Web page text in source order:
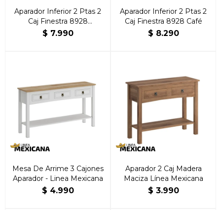
Aparador Inferior 2 Ptas 2
Caj Finestra 8928
Roble/Blanco
$ 7.990
Aparador Inferior 2 Ptas 2
Caj Finestra 8928 Café
$ 8.290
Mesa De Arrime 3 Cajones
Aparador - Linea Mexicana
$ 4.990
Aparador 2 Caj Madera
Maciza Línea Mexicana
$ 3.990